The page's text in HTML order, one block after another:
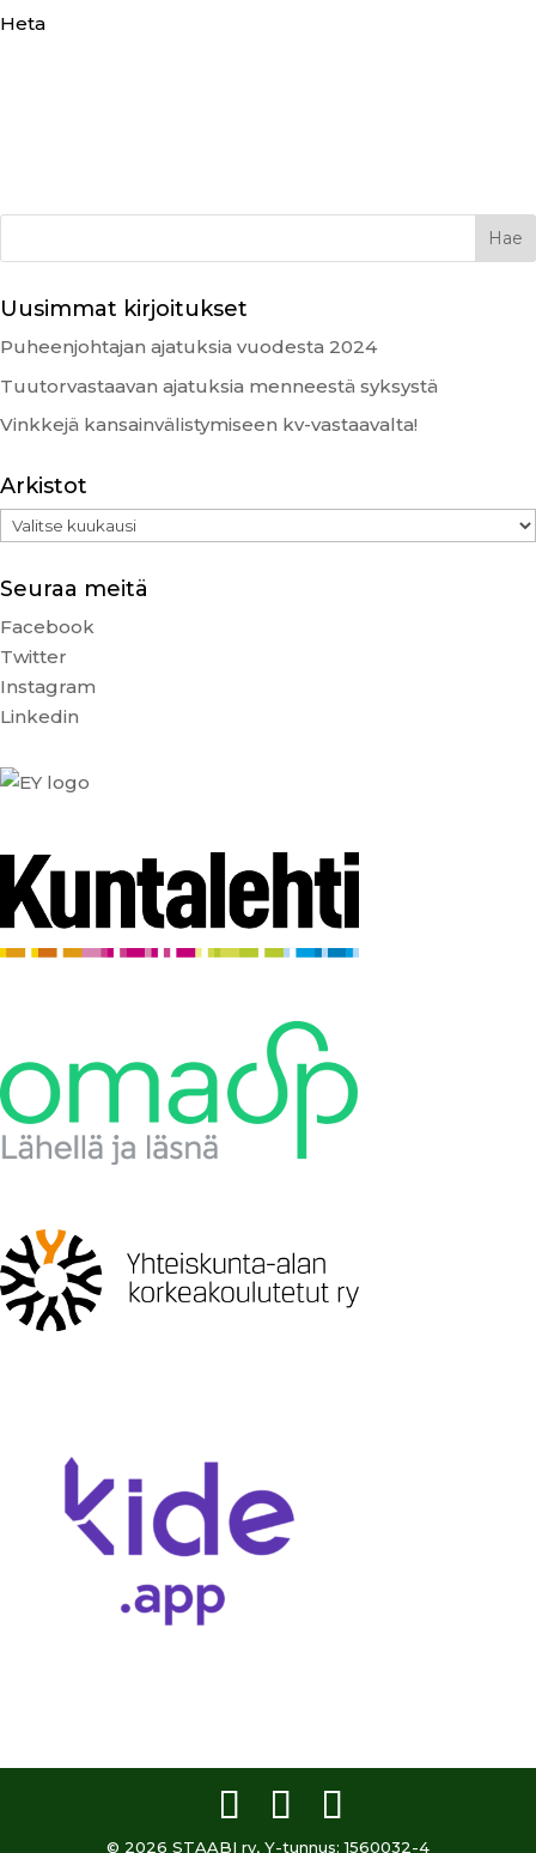
Heta
Uusimmat kirjoitukset
Puheenjohtajan ajatuksia vuodesta 2024
Tuutorvastaavan ajatuksia menneestä syksystä
Vinkkejä kansainvälistymiseen kv-vastaavalta!
Arkistot
Arkistot
Seuraa meitä
Facebook
Twitter
Instagram
Linkedin
© 2026 STAABI ry, Y-tunnus: 1560032-4